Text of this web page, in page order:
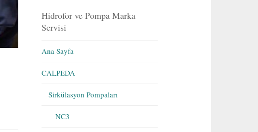
Hidrofor ve Pompa Marka
Servisi
Ana Sayfa
CALPEDA
Sirkülasyon Pompaları
NC3